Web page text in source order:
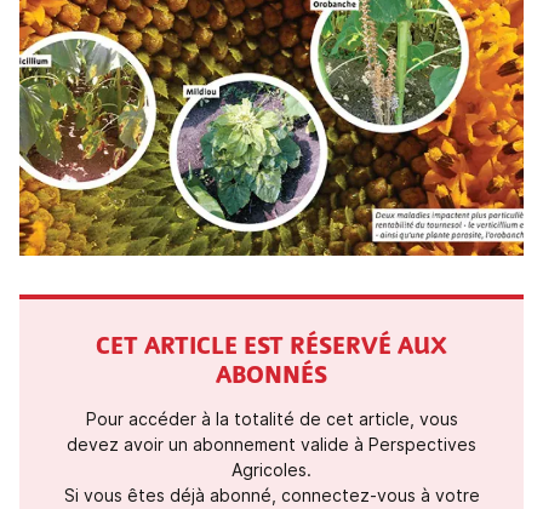
CET ARTICLE EST RÉSERVÉ AUX
ABONNÉS
Pour accéder à la totalité de cet article, vous
devez avoir un abonnement valide à Perspectives
Agricoles.
Si vous êtes déjà abonné, connectez-vous à votre